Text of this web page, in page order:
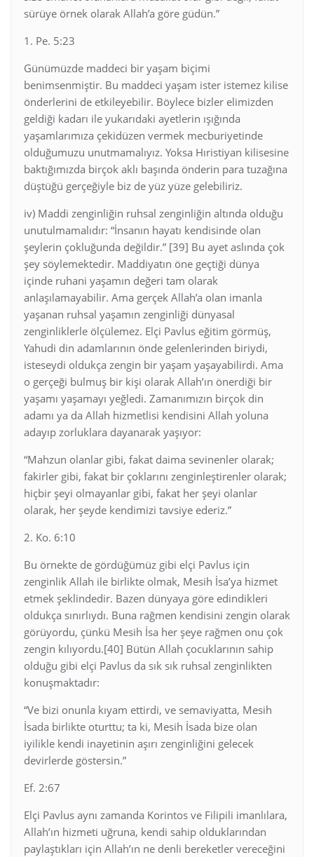
sürüye örnek olarak Allah’a göre güdün.”
1. Pe. 5:23
Günümüzde maddeci bir yaşam biçimi
benimsenmiştir. Bu maddeci yaşam ister istemez kilise
önderlerini de etkileyebilir. Böylece bizler elimizden
geldiği kadarı ile yukarıdaki ayetlerin ışığında
yaşamlarımıza çekidüzen vermek mecburiyetinde
olduğumuzu unutmamalıyız. Yoksa Hıristiyan kilisesine
baktığımızda birçok aklı başında önderin para tuzağına
düştüğü gerçeğiyle biz de yüz yüze gelebiliriz.
iv) Maddi zenginliğin ruhsal zenginliğin altında olduğu
unutulmamalıdır: “İnsanın hayatı kendisinde olan
şeylerin çokluğunda değildir.” [39] Bu ayet aslında çok
şey söylemektedir. Maddiyatın öne geçtiği dünya
içinde ruhani yaşamın değeri tam olarak
anlaşılamayabilir. Ama gerçek Allah’a olan imanla
yaşanan ruhsal yaşamın zenginliği dünyasal
zenginliklerle ölçülemez. Elçi Pavlus eğitim görmüş,
Yahudi din adamlarının önde gelenlerinden biriydi,
isteseydi oldukça zengin bir yaşam yaşayabilirdi. Ama
o gerçeği bulmuş bir kişi olarak Allah’ın önerdiği bir
yaşamı yaşamayı yeğledi. Zamanımızın birçok din
adamı ya da Allah hizmetlisi kendisini Allah yoluna
adayıp zorluklara dayanarak yaşıyor:
“Mahzun olanlar gibi, fakat daima sevinenler olarak;
fakirler gibi, fakat bir çoklarını zenginleştirenler olarak;
hiçbir şeyi olmayanlar gibi, fakat her şeyi olanlar
olarak, her şeyde kendimizi tavsiye ederiz.”
2. Ko. 6:10
Bu örnekte de gördüğümüz gibi elçi Pavlus için
zenginlik Allah ile birlikte olmak, Mesih İsa’ya hizmet
etmek şeklindedir. Bazen dünyaya göre edindikleri
oldukça sınırlıydı. Buna rağmen kendisini zengin olarak
görüyordu, çünkü Mesih İsa her şeye rağmen onu çok
zengin kılıyordu.[40] Bütün Allah çocuklarının sahip
olduğu gibi elçi Pavlus da sık sık ruhsal zenginlikten
konuşmaktadır:
“Ve bizi onunla kıyam ettirdi, ve semaviyatta, Mesih
İsada birlikte oturttu; ta ki, Mesih İsada bize olan
iyilikle kendi inayetinin aşırı zenginliğini gelecek
devirlerde göstersin.”
Ef. 2:67
Elçi Pavlus aynı zamanda Korintos ve Filipili imanlılara,
Allah’ın hizmeti uğruna, kendi sahip olduklarından
paylaştıkları için Allah’ın ne denli bereketler vereceğini